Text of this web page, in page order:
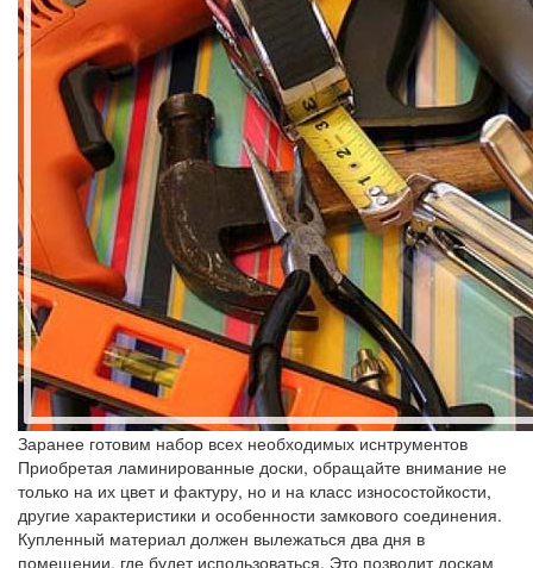
Заранее готовим набор всех необходимых иснтрументов
Приобретая ламинированные доски, обращайте внимание не
только на их цвет и фактуру, но и на класс износостойкости,
другие характеристики и особенности замкового соединения.
Купленный материал должен вылежаться два дня в
помещении, где будет использоваться. Это позволит доскам